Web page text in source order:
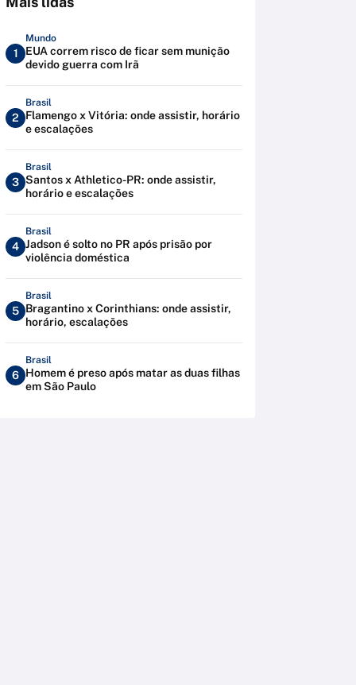
1
Mundo
EUA correm risco de ficar sem munição
devido guerra com Irã
2
Brasil
Flamengo x Vitória: onde assistir, horário
e escalações
3
Brasil
Santos x Athletico-PR: onde assistir,
horário e escalações
4
Brasil
Jadson é solto no PR após prisão por
violência doméstica
5
Brasil
Bragantino x Corinthians: onde assistir,
horário, escalações
6
Brasil
Homem é preso após matar as duas filhas
em São Paulo